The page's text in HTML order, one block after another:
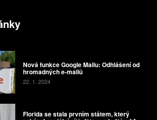
Nová funkce Google Mailu: Odhlášení od
hromadných e-mailů
22. 1. 2024
Florida se stala prvním státem, který